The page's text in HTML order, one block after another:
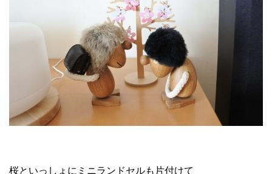
桜といっしょにミニランドセルも片付けて